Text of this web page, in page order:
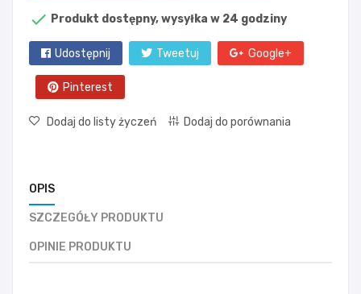
 Produkt dostępny, wysyłka w 24 godziny
Udostępnij Tweetuj Google+
Pinterest
Dodaj do listy życzeń Dodaj do porównania
OPIS
SZCZEGÓŁY PRODUKTU
OPINIE PRODUKTU